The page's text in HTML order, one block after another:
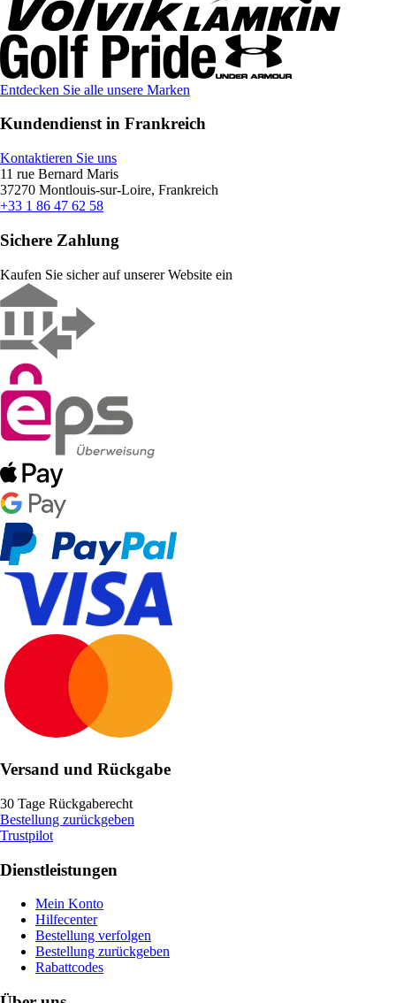
Entdecken Sie alle unsere Marken
Kundendienst in Frankreich
Kontaktieren Sie uns
11 rue Bernard Maris
37270 Montlouis-sur-Loire, Frankreich
+33 1 86 47 62 58
Sichere Zahlung
Kaufen Sie sicher auf unserer Website ein
Versand und Rückgabe
30 Tage Rückgaberecht
Bestellung zurückgeben
Trustpilot
Dienstleistungen
Mein Konto
Hilfecenter
Bestellung verfolgen
Bestellung zurückgeben
Rabattcodes